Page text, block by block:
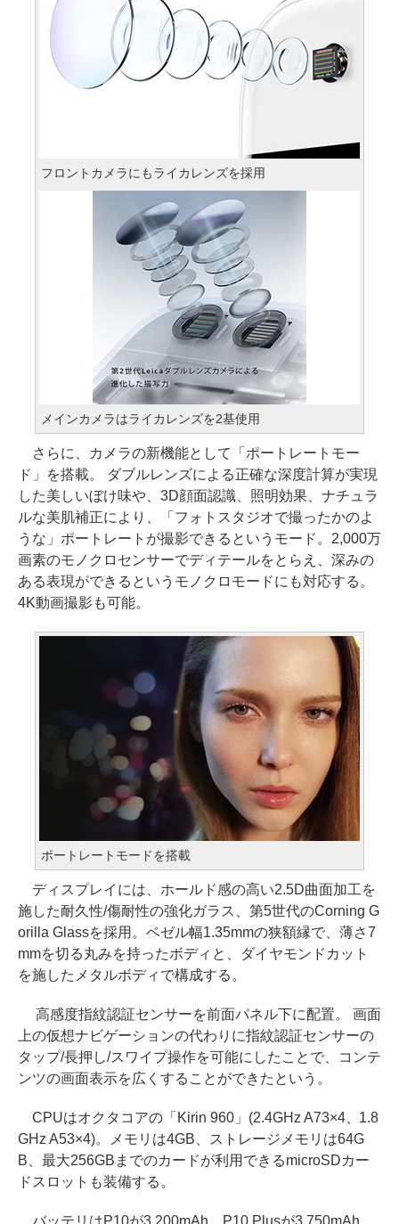
フロントカメラにもライカレンズを採用
メインカメラはライカレンズを2基使用
さらに、カメラの新機能として「ポートレートモー
ド」を搭載。 ダブルレンズによる正確な深度計算が実現
した美しいぼけ味や、3D顔面認識、照明効果、ナチュラ
ルな美肌補正により、「フォトスタジオで撮ったかのよ
うな」ポートレートが撮影できるというモード。2,000万
画素のモノクロセンサーでディテールをとらえ、深みの
ある表現ができるというモノクロモードにも対応する。
4K動画撮影も可能。
ポートレートモードを搭載
ディスプレイには、ホールド感の高い2.5D曲面加工を
施した耐久性/傷耐性の強化ガラス、第5世代のCorning G
orilla Glassを採用。ベゼル幅1.35mmの狭額縁で、薄さ7
mmを切る丸みを持ったボディと、ダイヤモンドカット
を施したメタルボディで構成する。
高感度指紋認証センサーを前面パネル下に配置。 画面
上の仮想ナビゲーションの代わりに指紋認証センサーの
タップ/長押し/スワイプ操作を可能にしたことで、コンテ
ンツの画面表示を広くすることができたという。
CPUはオクタコアの「Kirin 960」(2.4GHz A73×4、1.8
GHz A53×4)。メモリは4GB、ストレージメモリは64G
B、最大256GBまでのカードが利用できるmicroSDカー
ドスロットも装備する。
バッテリはP10が3,200mAh、P10 Plusが3,750mAh。